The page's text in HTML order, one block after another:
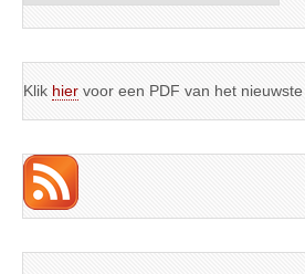
Klik hier voor een PDF van het